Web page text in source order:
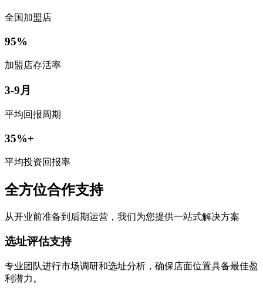
全国加盟店
95%
加盟店存活率
3-9月
平均回报周期
35%+
平均投资回报率
全方位合作支持
从开业前准备到后期运营，我们为您提供一站式解决方案
选址评估支持
专业团队进行市场调研和选址分析，确保店面位置具备最佳盈
利潜力。